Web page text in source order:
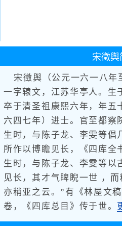
宋徵舆
徵舆（公元一六一八年至
一字辕文，江苏华亭人。生
卒于清圣祖康熙六年，年五
六四七年）进士。官至都察
生时，与陈子龙、李雯等倡
所作以博瞻见长，《四库全
生时，与陈子龙、李雯等以
见长，其才气睥睨一世 ，
亦稍亚之云。”有《林屋文
卷，《四库总目》传于世。